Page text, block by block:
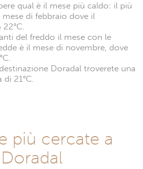
qual è il mese più caldo: il più
di febbraio dove il
del freddo il mese con le
è il mese di novembre, dove
Doradal troverete una
21°C.
più cercate a
Doradal